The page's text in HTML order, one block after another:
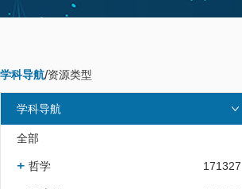
学科导航/资源类型
学科导航
全部
哲学 171327